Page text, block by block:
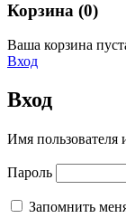
Корзина (0)
Ваша корзина
Вход
Вход
Имя пользователя
Пароль
Запомнить